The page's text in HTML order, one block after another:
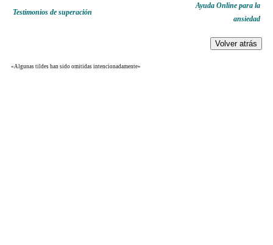
Testimonios de superación
Ayuda Online para la
ansiedad
«Algunas tildes han sido omitidas intencionadamente»